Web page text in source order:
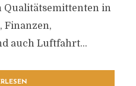
Qualitätsemittenten in
Finanzen,
auch Luftfahrt...